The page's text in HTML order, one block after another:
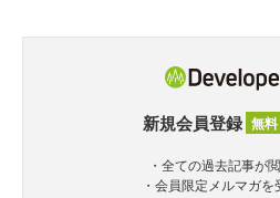
新規会員登録 無料
・全ての過去記事が
・会員限定メルマガ